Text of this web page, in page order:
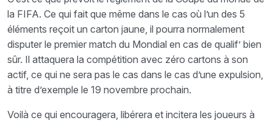
la FIFA. Ce qui fait que même dans le cas où l’un des 5
éléments reçoit un carton jaune, il pourra normalement
disputer le premier match du Mondial en cas de qualif’ bien
sûr. Il attaquera la compétition avec zéro cartons à son
actif, ce qui ne sera pas le cas dans le cas d’une expulsion,
à titre d’exemple le 19 novembre prochain.
Voilà ce qui encouragera, libérera et incitera les joueurs à